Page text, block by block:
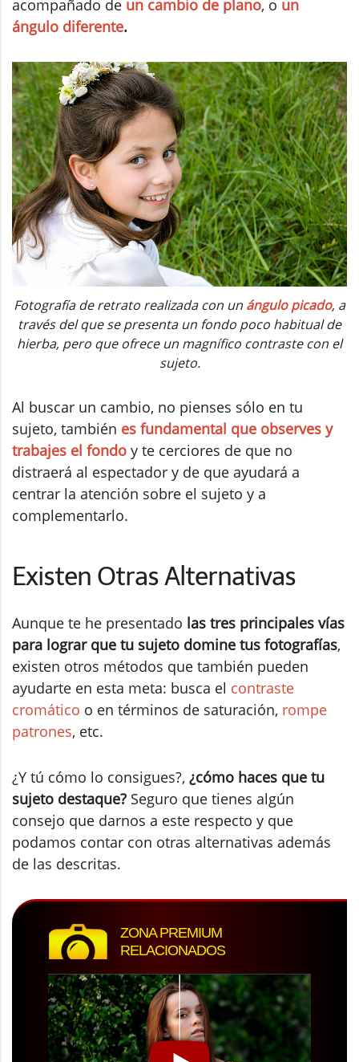
acompañado de un cambio de plano, o un
ángulo diferente.
Fotografía de retrato realizada con un ángulo picado, a
través del que se presenta un fondo poco habitual de
hierba, pero que ofrece un magnífico contraste con el
sujeto.
Al buscar un cambio, no pienses sólo en tu
sujeto, también es fundamental que observes y
trabajes el fondo y te cerciores de que no
distraerá al espectador y de que ayudará a
centrar la atención sobre el sujeto y a
complementarlo.
Existen Otras Alternativas
Aunque te he presentado las tres principales vías
para lograr que tu sujeto domine tus fotografías,
existen otros métodos que también pueden
ayudarte en esta meta: busca el contraste
cromático o en términos de saturación, rompe
patrones, etc.
¿Y tú cómo lo consigues?, ¿cómo haces que tu
sujeto destaque? Seguro que tienes algún
consejo que darnos a este respecto y que
podamos contar con otras alternativas además
de las descritas.
ZONA PREMIUM
RELACIONADOS